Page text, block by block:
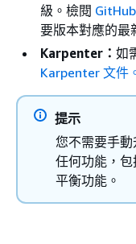
級。檢閱
要版本對應的最
Karpenter： 如
Karpenter 文件
提示
您不需要手
任何功能，
平衡功能。